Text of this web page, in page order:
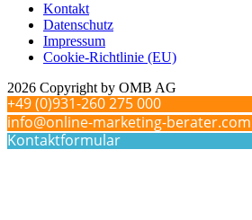
Kontakt
Datenschutz
Impressum
Cookie-Richtlinie (EU)
2026 Copyright by OMB AG
+49 (0)931-260 275 000
info@online-marketing-berater.com
Kontaktformular